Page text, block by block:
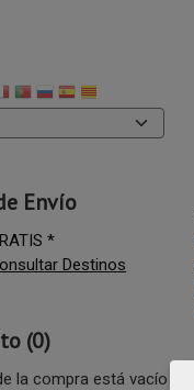
Envío
*
Destinos
(0)
la compra está vacío